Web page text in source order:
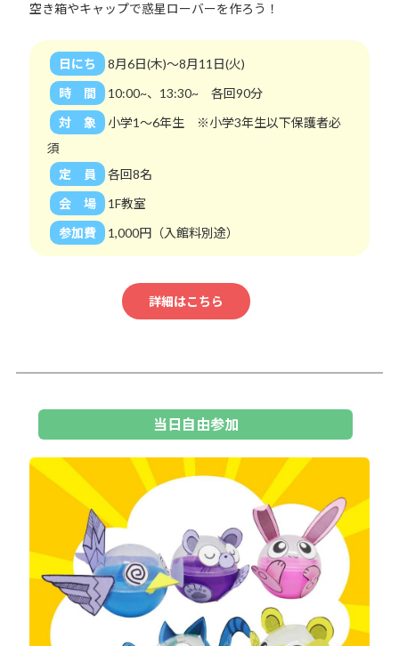
空き箱やキャップで惑星ローバーを作ろう！
日にち
8月6日(木)～8月11日(火)
時 間
10:00~、13:30~ 各回90分
対 象
小学1～6年生 ※小学3年生以下保護者必
須
定 員
各回8名
会 場
1F教室
参加費
1,000円（入館料別途）
詳細はこちら
当日自由参加